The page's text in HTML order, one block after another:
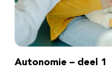
Autonomie – deel 1